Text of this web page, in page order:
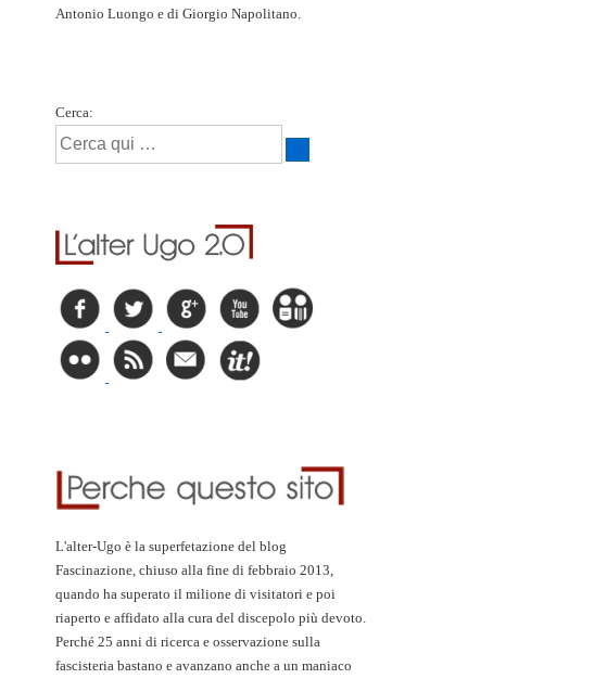
Antonio Luongo e di Giorgio Napolitano.
Cerca:
L'alter-Ugo è la superfetazione del blog
Fascinazione, chiuso alla fine di febbraio 2013,
quando ha superato il milione di visitatori e poi
riaperto e affidato alla cura del discepolo più devoto.
Perché 25 anni di ricerca e osservazione sulla
fascisteria bastano e avanzano anche a un maniaco